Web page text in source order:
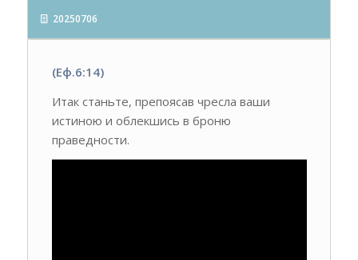
20250706
(Еф.6:14)
Итак станьте, препоясав чресла ваши
истиною и облекшись в броню
праведности.